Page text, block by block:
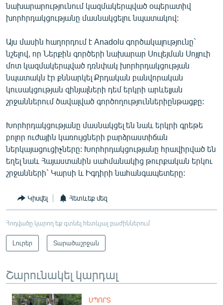
ԲԱՆԱՎԵՃ
ՁԳՏԵԼՈՎ ԼԱՎԱԳՈՒՅՆԻՆ
ՓՈԴՔԱՍԹ
Հայերեն
English
Русский
ՀԵՏԵՎԵՔ ՄԵԶ
«Ազատության» բոլոր կայքերը
նախարարությունում կազմակերպված օպերատիվ
խորհրդակցությանը մասնակցելու նպատակով:
Այս մասին հաղորդում է Anadolu գործակալությունը`
նշելով, որ Ներքին գործերի նախարար Սուլեյման Սոյլուի
մոտ կազմակերպված դռնփակ խորհրդակցության
նպատակն էր քննարկել Քրդական բանվորական
կուսակցության զինյալների դեմ երկրի արևելյան
շրջաններում ծավալված գործողություններիընթացքը:
Խորհրդակցությանը մասնակցել են նաև երկրի գրեթե
բոլոր ուժային կառույցների բարձրաստիճան
ներկայացուցիչները: Խորհրդակցությանը հրավիրված են
եղել նաև Հայաստանին սահմանակից թուրքական երկու
շրջանների` Կարսի և Իգդիրի նահանգապետերը:
Կիսվել Հետևեք մեզ
Հոդվածը կարող եք գտնել հետևյալ բաժիններում
Լուրեր Տարածաշրջան
Շարունակել կարդալ
ՍՊՈՐՏ